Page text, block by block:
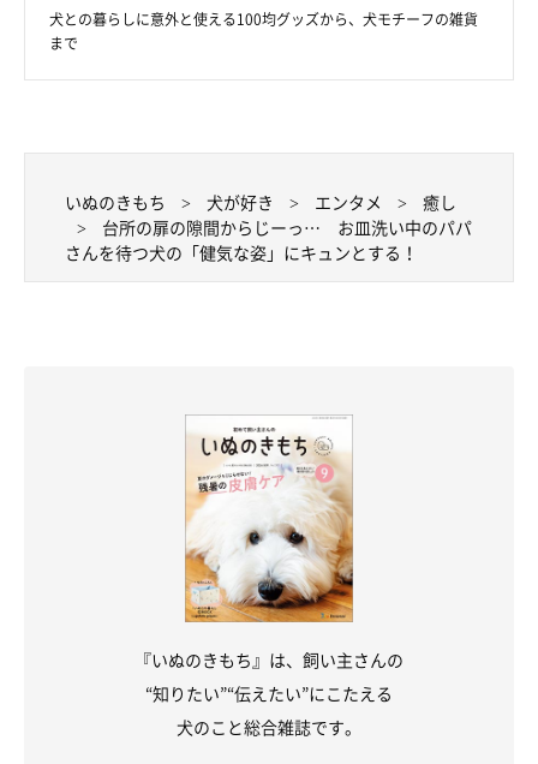
飼い主さんの家では、福くんに「台所は立入禁止」
犬との暮らしに意外と使える100均グッズから、犬モチーフの雑貨
まで
いぬのきもち 犬が好き エンタメ
癒し
台所の扉の隙間からじーっ… お皿洗い中のパパ
さんを待つ犬の「健気な姿」にキュンとする！
『いぬのきもち』は、飼い主さんの
“知りたい”“伝えたい”にこたえる
犬のこと総合雑誌です。